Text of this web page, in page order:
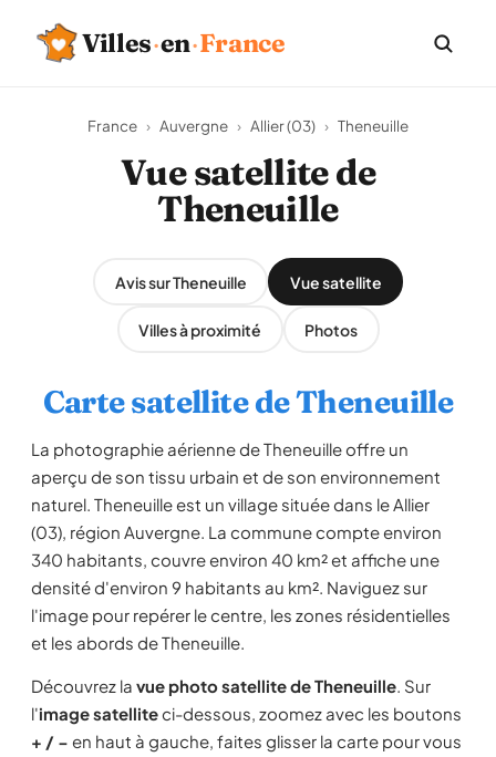
Villes·en·France
France › Auvergne › Allier (03) › Theneuille
Vue satellite de
Theneuille
Avis sur Theneuille Vue satellite
Villes à proximité Photos
Carte satellite de Theneuille
La photographie aérienne de Theneuille offre un
aperçu de son tissu urbain et de son environnement
naturel. Theneuille est un village située dans le Allier
(03), région Auvergne. La commune compte environ
340 habitants, couvre environ 40 km² et affiche une
densité d'environ 9 habitants au km². Naviguez sur
l'image pour repérer le centre, les zones résidentielles
et les abords de Theneuille.
Découvrez la vue photo satellite de Theneuille. Sur
l'image satelliteci-dessous, zoomez avec les boutons
+ / − en haut à gauche, faites glisser la carte pour vous